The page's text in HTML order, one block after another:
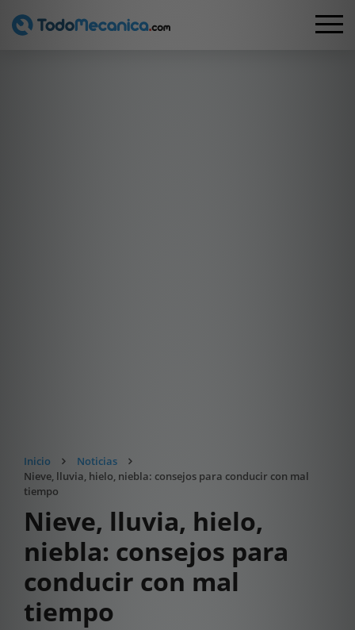
Inicio
Noticias
Nieve, lluvia, hielo, niebla: consejos para conducir con mal
tiempo
Nieve, lluvia, hielo,
niebla: consejos para
conducir con mal
tiempo